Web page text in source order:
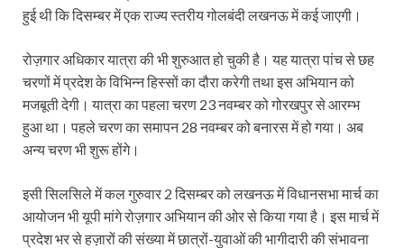
हुई थी कि दिसम्बर में एक राज्य स्तरीय गोलबंदी लखनऊ में कई जाएगी।
रोज़गार अधिकार यात्रा की भी शुरुआत हो चुकी है। यह यात्रा पांच से छह
चरणों में प्रदेश के विभिन्न हिस्सों का दौरा करेगी तथा इस अभियान को
मजबूती देगी। यात्रा का पहला चरण 23 नवम्बर को गोरखपुर से आरम्भ
हुआ था। पहले चरण का समापन 28 नवम्बर को बनारस में हो गया। अब
अन्य चरण भी शुरू होंगे।
इसी सिलसिले में कल गुरुवार 2 दिसम्बर को लखनऊ में विधानसभा मार्च का
आयोजन भी यूपी मांगे रोज़गार अभियान की ओर से किया गया है। इस मार्च में
प्रदेश भर से हज़ारों की संख्या में छात्रों-युवाओं की भागीदारी की संभावना